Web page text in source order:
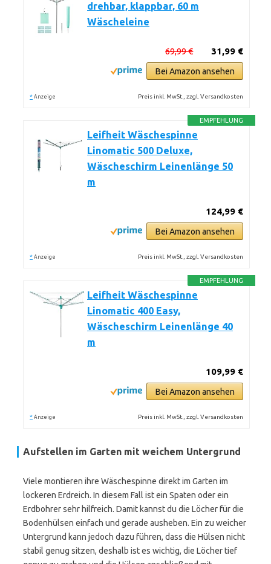
drehbar, klappbar, 60 m
Wäscheleine
31,99 €
69,99 €
Bei Amazon ansehen
* Anzeige Preis inkl. MwSt., zzgl. Versandkosten
EMPFEHLUNG
Leifheit Wäschespinne
Linomatic 500 Deluxe,
Wäscheschirm Leinenlänge 50
m
124,99 €
Bei Amazon ansehen
* Anzeige Preis inkl. MwSt., zzgl. Versandkosten
EMPFEHLUNG
Leifheit Wäschespinne
Linomatic 400 Easy,
Wäscheschirm Leinenlänge 40
m
109,99 €
Bei Amazon ansehen
* Anzeige Preis inkl. MwSt., zzgl. Versandkosten
Aufstellen im Garten mit weichem Untergrund
Viele montieren ihre Wäschespinne direkt im Garten im
lockeren Erdreich. In diesem Fall ist ein Spaten oder ein
Erdbohrer sehr hilfreich. Damit kannst du die Löcher für die
Bodenhülsen einfach und gerade ausheben. Ein zu weicher
Untergrund kann jedoch dazu führen, dass die Hülsen nicht
stabil genug sitzen, deshalb ist es wichtig, die Löcher tief